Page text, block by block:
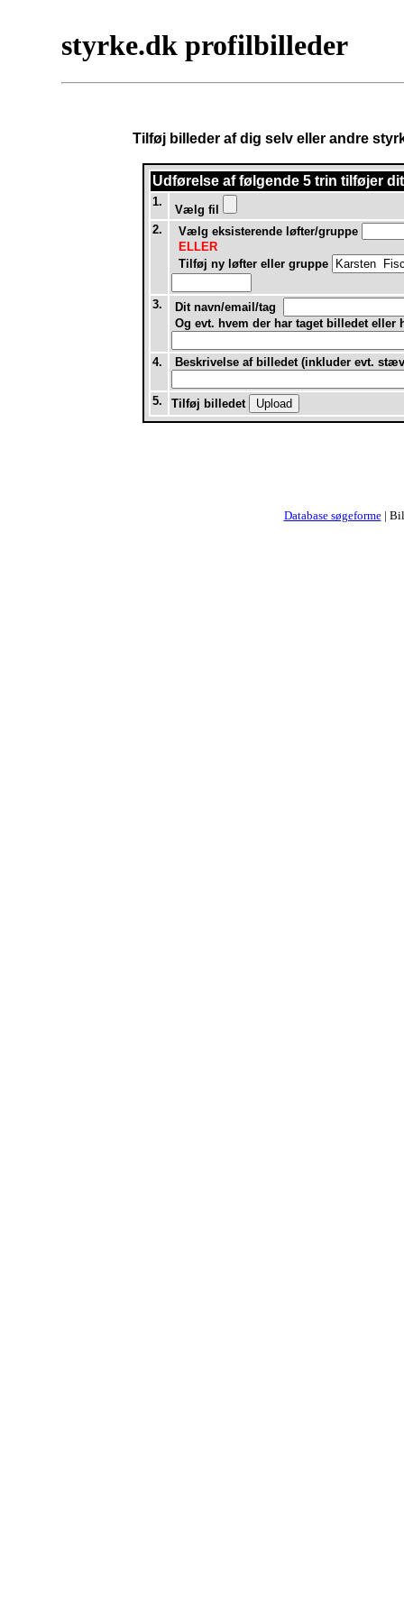
styrke.dk profilbilleder
Tilføj billeder af dig selv eller andre
Udførelse affølgende 5 trin tilføjer
1.
Vælg fil
2.
Vælg eksisterende løfter/gruppe
ELLER
Tilføj ny løfter eller gruppe
3.
Dit navn/email/tag
Og evt. hvem der har taget billedet eller
4. Beskrivelse af billedet (inkluder evt.
5. Tilføj billedet
Database søgeforme|